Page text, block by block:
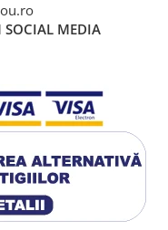
SOCIAL MEDIA